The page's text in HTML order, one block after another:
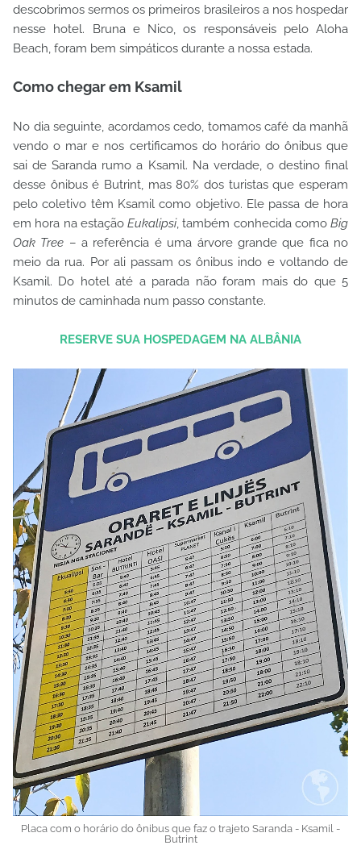
descobrimos sermos os primeiros brasileiros a nos hospedar
nesse hotel. Bruna e Nico, os responsáveis pelo Aloha
Beach, foram bem simpáticos durante a nossa estada.
Como chegar em Ksamil
No dia seguinte, acordamos cedo, tomamos café da manhã
vendo o mar e nos certificamos do horário do ônibus que
sai de Saranda rumo a Ksamil. Na verdade, o destino final
desse ônibus é Butrint, mas 80% dos turistas que esperam
pelo coletivo têm Ksamil como objetivo. Ele passa de hora
em hora na estação Eukalipsi, também conhecida como Big
Oak Tree – a referência é uma árvore grande que fica no
meio da rua. Por ali passam os ônibus indo e voltando de
Ksamil. Do hotel até a parada não foram mais do que 5
minutos de caminhada num passo constante.
RESERVE SUA HOSPEDAGEM NA ALBÂNIA
Placa com o horário do ônibus que faz o trajeto Saranda - Ksamil -
Butrint